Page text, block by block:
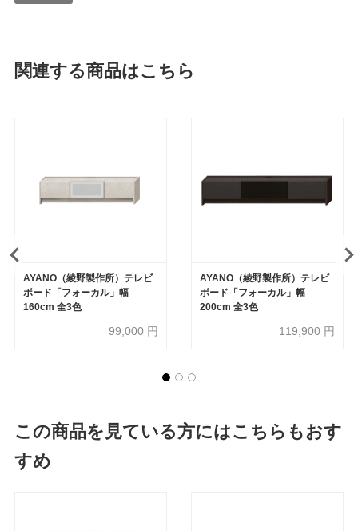
関連する商品はこちら
AYANO（綾野製作所）テレビ
ボード「フォーカル」幅
160cm 全3色
99,000 円
AYANO（綾野製作所）テレビ
ボード「フォーカル」幅
200cm 全3色
119,900 円
この商品を見ている方にはこちらもおす
すめ